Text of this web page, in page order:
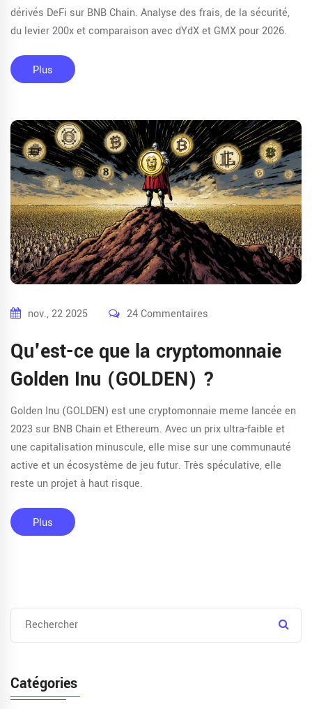
dérivés DeFi sur BNB Chain. Analyse des frais, de la sécurité,
du levier 200x et comparaison avec dYdX et GMX pour 2026.
Plus
nov., 22 2025 24 Commentaires
Qu'est-ce que la cryptomonnaie
Golden Inu (GOLDEN) ?
Golden Inu (GOLDEN) est une cryptomonnaie meme lancée en
2023 sur BNB Chain et Ethereum. Avec un prix ultra-faible et
une capitalisation minuscule, elle mise sur une communauté
active et un écosystème de jeu futur. Très spéculative, elle
reste un projet à haut risque.
Plus
Catégories